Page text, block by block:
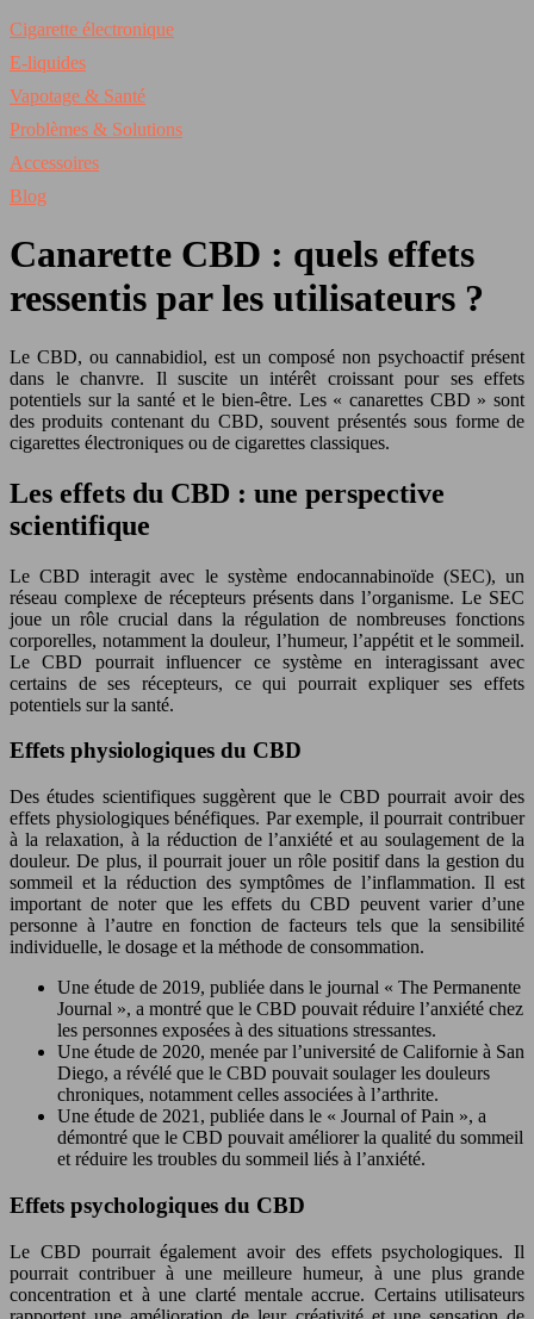
Cigarette électronique
E-liquides
Vapotage & Santé
Problèmes & Solutions
Accessoires
Blog
Canarette CBD : quels effets
ressentis par les utilisateurs ?
Le CBD, ou cannabidiol, est un composé non psychoactif présent
dans le chanvre. Il suscite un intérêt croissant pour ses effets
potentiels sur la santé et le bien-être. Les « canarettes CBD » sont
des produits contenant du CBD, souvent présentés sous forme de
cigarettes électroniques ou de cigarettes classiques.
Les effets du CBD : une perspective
scientifique
Le CBD interagit avec le système endocannabinoïde (SEC), un
réseau complexe de récepteurs présents dans l’organisme. Le SEC
joue un rôle crucial dans la régulation de nombreuses fonctions
corporelles, notamment la douleur, l’humeur, l’appétit et le sommeil.
Le CBD pourrait influencer ce système en interagissant avec
certains de ses récepteurs, ce qui pourrait expliquer ses effets
potentiels sur la santé.
Effets physiologiques du CBD
Des études scientifiques suggèrent que le CBD pourrait avoir des
effets physiologiques bénéfiques. Par exemple, il pourrait contribuer
à la relaxation, à la réduction de l’anxiété et au soulagement de la
douleur. De plus, il pourrait jouer un rôle positif dans la gestion du
sommeil et la réduction des symptômes de l’inflammation. Il est
important de noter que les effets du CBD peuvent varier d’une
personne à l’autre en fonction de facteurs tels que la sensibilité
individuelle, le dosage et la méthode de consommation.
Une étude de 2019, publiée dans le journal « The Permanente
Journal », a montré que le CBD pouvait réduire l’anxiété chez
les personnes exposées à des situations stressantes.
Une étude de 2020, menée par l’université de Californie à San
Diego, a révélé que le CBD pouvait soulager les douleurs
chroniques, notamment celles associées à l’arthrite.
Une étude de 2021, publiée dans le « Journal of Pain », a
démontré que le CBD pouvait améliorer la qualité du sommeil
et réduire les troubles du sommeil liés à l’anxiété.
Effets psychologiques du CBD
Le CBD pourrait également avoir des effets psychologiques. Il
pourrait contribuer à une meilleure humeur, à une plus grande
concentration et à une clarté mentale accrue. Certains utilisateurs